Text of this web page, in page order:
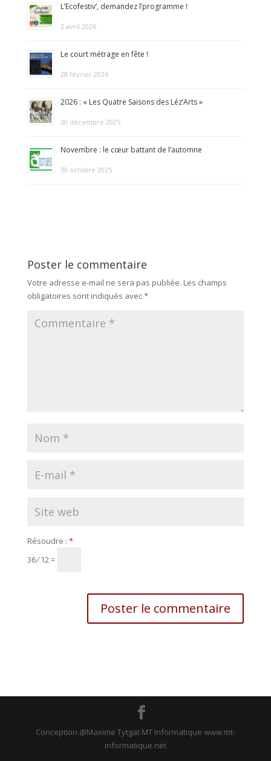
L’Ecofestiv’, demandez l’programme !
2 avril 2026
Le court métrage en fête !
28 février 2026
2026 : « Les Quatre Saisons des Léz’Arts »
30 décembre 2025
Novembre : le cœur battant de l’automne
30 octobre 2025
Poster le commentaire
Votre adresse e-mail ne sera pas publiée. Les champs
obligatoires sont indiqués avec*
Résoudre : *
36 ⁄ 12 =
Conception @Maxime Tytgat MT Informatique www.mt-
informatique.net